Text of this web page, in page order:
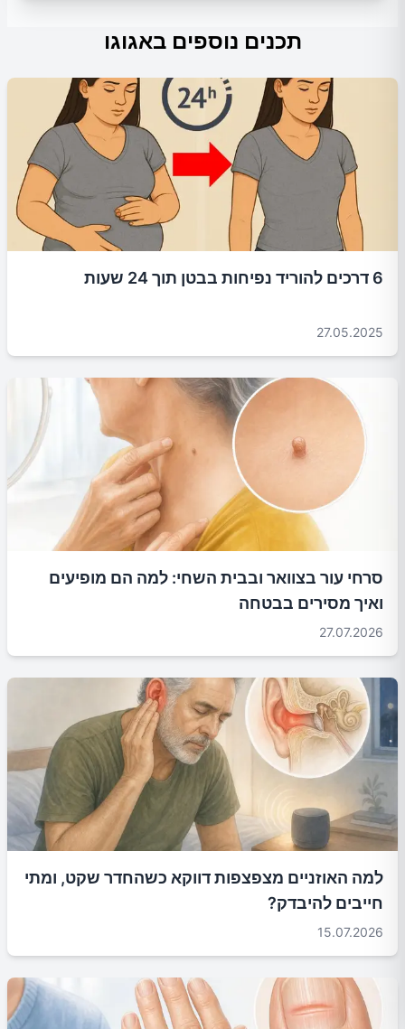
תכנים נוספים באגוגו
6 דרכים להוריד נפיחות בבטן תוך 24 שעות
27.05.2025
סרחי עור בצוואר ובבית השחי: למה הם מופיעים
ואיך מסירים בבטחה
27.07.2026
למה האוזניים מצפצפות דווקא כשהחדר שקט, ומתי
חייבים להיבדק?
15.07.2026